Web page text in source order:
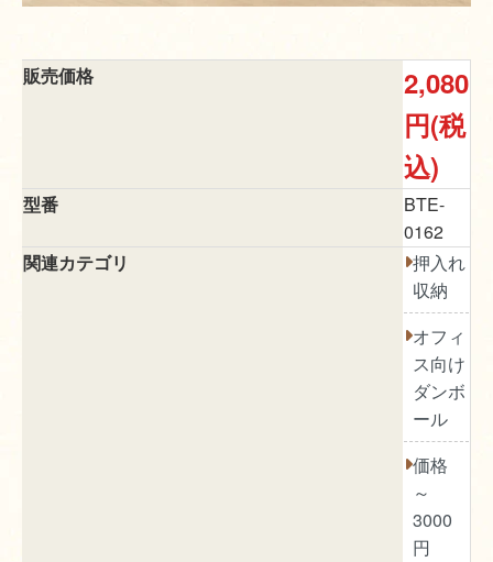
販売価格
2,080
円(税
込)
型番
BTE-
0162
関連カテゴリ
押入れ
収納
オフィ
ス向け
ダンボ
ール
価格
～
3000
円